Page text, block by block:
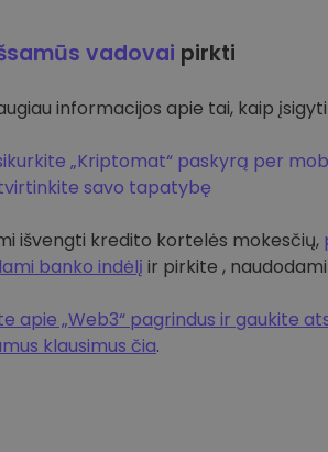
vadovai pirkti
informacijos apie tai, kaip
„Kriptomat“ paskyrą per
savo tapatybę
išvengti kredito kortelės mokesčių,
banko indėlį ir pirkite , naudodami
apie „Web3“ pagrindus ir gaukite
klausimus čia.